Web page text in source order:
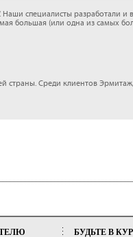
Наши специалисты разработали и
большая (или одна из самых
Среди клиентов Эрмитаж,
БУДЬТЕ В